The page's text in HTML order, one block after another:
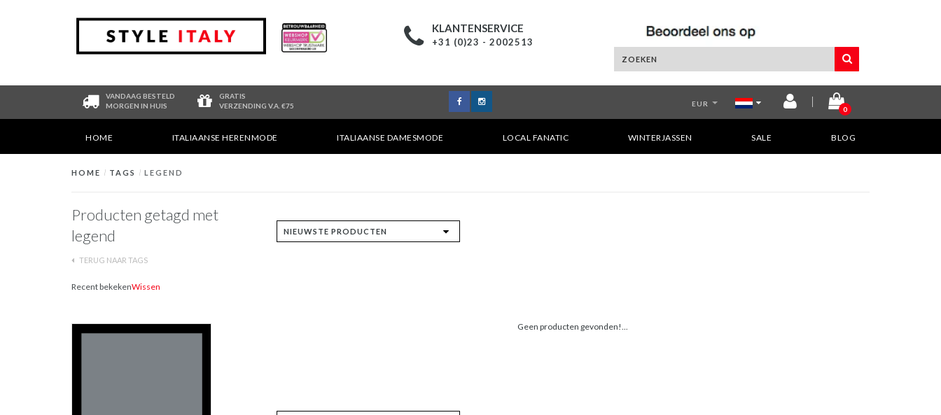
KLANTENSERVICE
+31 (0)23 - 2002513
VANDAAG BESTELD
MORGEN IN HUIS
GRATIS
VERZENDING V.A. €75
EUR
0
HOME ITALIAANSE HERENMODE ITALIAANSE DAMESMODE LOCAL FANATIC WINTERJASSEN SALE BLOG
HOME / TAGS / LEGEND
Producten getagd met
legend
TERUG NAAR TAGS
Recent bekekenWissen
Geen producten gevonden!...